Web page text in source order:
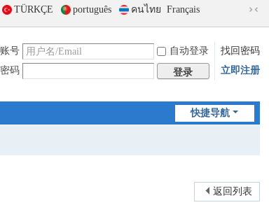
TÜRKÇE português คนไทย Français
到
版
账号 自动登录
找回密码
密码
登录 立即注册
快捷导航
返回列表